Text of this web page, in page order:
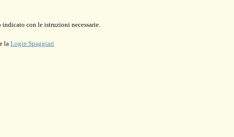
con le istruzioni necessarie.
la Login Spaggiari